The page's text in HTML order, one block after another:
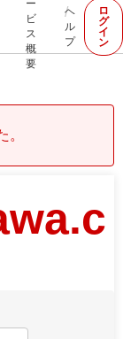
ー
ビ
ス
概
要
ヘ
ル
プ
ロ
グ
イ
ン
。